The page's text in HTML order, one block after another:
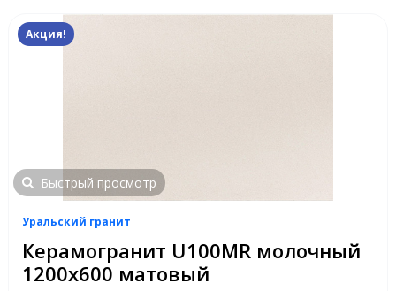
Акция!
Быстрый просмотр
Уральский гранит
Керамогранит U100MR молочный
1200х600 матовый